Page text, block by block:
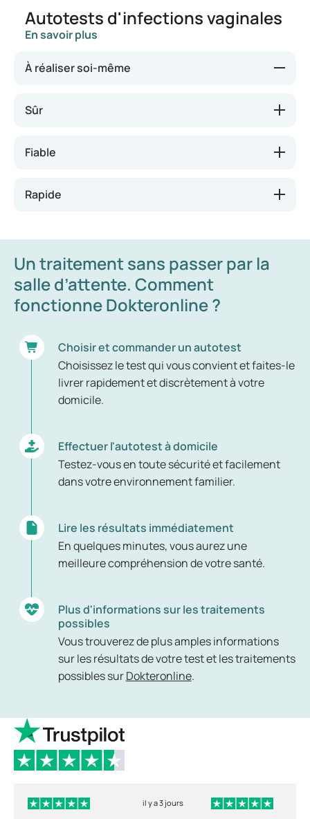
Autotests d'infections vaginales
En savoir plus
À réaliser soi-même
Nos autotests sont faciles à utiliser et peuvent être
réalisés en tout lieu. Vous avez désormais la
sans devoir consulter votre médecin généraliste ou
convient le mieux.
Sûr
Fiable
Rapide
Un traitement sans passer par la
salle d’attente. Comment
fonctionne Dokteronline ?
Choisir et commander un autotest
Choisissez le test qui vous convient et faites-le
livrer rapidement et discrètement à votre
domicile.
Effectuer l'autotest à domicile
Testez-vous en toute sécurité et facilement
dans votre environnement familier.
Lire les résultats immédiatement
En quelques minutes, vous aurez une
meilleure compréhension de votre santé.
Plus d'informations sur les traitements
possibles
Vous trouverez de plus amples informations
sur les résultats de votre test et les traitements
possibles surDokteronline.
il y a 3 jours